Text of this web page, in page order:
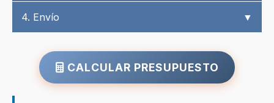
4. Envío ▼
CALCULAR PRESUPUESTO